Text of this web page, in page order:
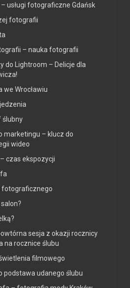
usługi fotograficzne Gdańsk
fotografii
– nauka fotografii
do Lightroom – Delicje dla
we Wrocławiu
ślubny
marketingu – klucz do
wideo
czas ekspozycji
fotograficznego
sesja z okazji rocznicy
na rocznice ślubu
filmowego
podstawa udanego ślubu